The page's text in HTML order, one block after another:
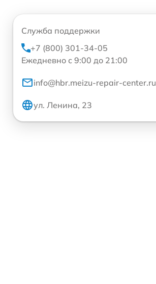
Служба поддержки
+7 (800) 301-34-05
Ежедневно с 9:00 до 21:00
info@hbr.meizu-repair-center.ru
ул. Ленина, 23